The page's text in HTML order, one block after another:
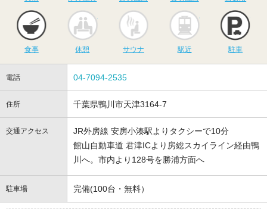
食事 休憩
サウナ
サウナ 駅近 駐車
電話 04-7094-2535
住所 千葉県鴨川市天津3164-7
交通アクセス
JR外房線 安房小湊駅よりタクシーで10分
館山自動車道 君津ICより房総スカイライン経由鴨
川へ。市内より128号を勝浦方面へ
駐車場 完備(100台・無料）